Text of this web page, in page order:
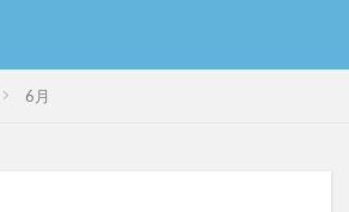
6月